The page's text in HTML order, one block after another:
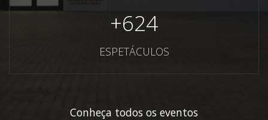
+624
ESPETÁCULOS
Conheça todos os eventos